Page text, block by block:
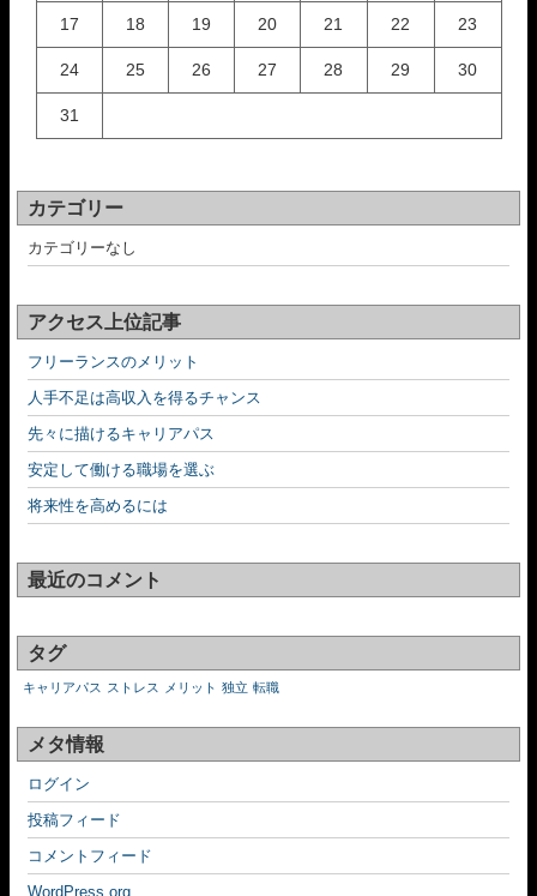
17 18 19 20 21 22 23
24 25 26 27 28 29 30
31
カテゴリー
カテゴリーなし
アクセス上位記事
フリーランスのメリット
人手不足は高収入を得るチャンス
先々に描けるキャリアパス
安定して働ける職場を選ぶ
将来性を高めるには
最近のコメント
タグ
キャリアパス ストレス メリット 独立 転職
メタ情報
ログイン
投稿フィード
コメントフィード
WordPress.org